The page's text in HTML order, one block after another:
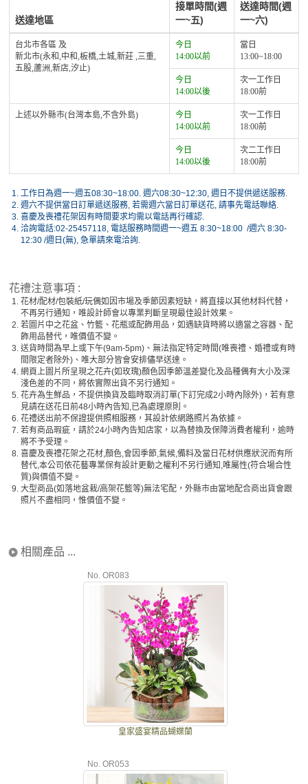
送達地區
接單時間(週
一~五)
送達時間(週
一~六)
台北市各區 及
新北市(永和,中和,板橋,土城,新莊 ,三重,
五股,蘆洲,新店,汐止)
今日
14:00以前
當日
13:00~18:00
今日
14:00以後
次一工作日
18:00前
上述以外縣市(台灣本島,不含外島)
今日
14:00以前
次一工作日
18:00前
今日
14:00以後
次二工作日
18:00前
1. 工作日為週一~週五08:30~18:00. 週六08:30~12:30, 週日不提供遞送服務.
2. 週六不提供當日訂單遞送服務, 若需週六當日訂單送花, 請事先電話聯絡.
3. 喜慶及喪禮花架因有時間要求均需以電話再行確認.
4. 洽詢電話:02-25457118, 電話服務時間週一~週五 8:30~18:00 /週六 8:30-
12:30 /週日(無), 急單請來電洽詢.
花禮注意事項 :
1. 花材/配材/包裝紙/玩偶如因市場及季節因素短缺，將直接以其他材料代替，
不再另行通知，唯設計師會以專業判斷呈現最佳設計效果。
2. 若圖片中之花盆、竹籃、花瓶或配飾用品，如遇缺貨時將以適當之容器、配
飾用品替代，唯價值不變。
3. 送貨時間為早上或下午(9am-5pm)、無法指定特定時間(唯喪禮、婚禮或有時
間限定者除外)、唯大部分皆會安排儘早送達。
4. 網頁上圖片所呈現之花卉(如玫瑰)顏色因季節溫差變化及品種偶有大小及深
淺色差的不同，將依實際出貨不另行通知。
5. 花卉為生鮮品，不提供換貨及臨時取消訂單(下訂完成2小時內除外)，若有意
見請在送花日前48小時內告知,已為處理原則。
6. 花禮送出前不保證提供照相服務，其設計依網路照片為依據。
7. 若有商品瑕疵，請於24小時內告知店家，以為替換及保障消費者權利，逾時
將不予受理。
8. 喜慶及喪禮花架之花材,顏色,會因季節,氣候,備料及當日花材供應狀況而有所
替代,本公司依花藝專業保有設計更動之權利不另行通知,唯屬性(符合場合性
質)與價值不變。
9. 大型商品(如落地盆栽/高架花籃等)無法宅配，外縣市由當地配合商出貨會跟
照片不盡相同，惟價值不變。
相關產品 ...
No. OR083
皇家盛宴精品蝴蝶蘭
No. OR053